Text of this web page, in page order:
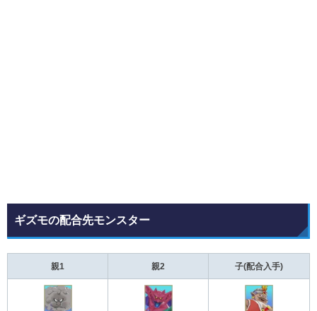
ギズモの配合先モンスター
親1 親2 子(配合入手)